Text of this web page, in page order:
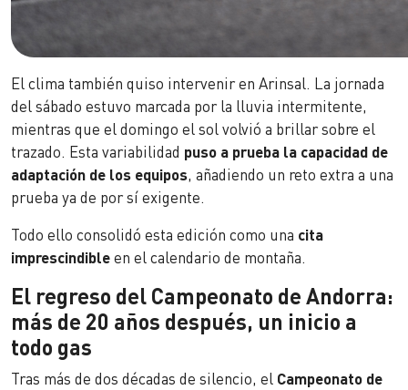
El clima también quiso intervenir en Arinsal. La jornada
del sábado estuvo marcada por la lluvia intermitente,
mientras que el domingo el sol volvió a brillar sobre el
trazado. Esta variabilidad puso a prueba la capacidad de
adaptación de los equipos, añadiendo un reto extra a una
prueba ya de por sí exigente.
Todo ello consolidó esta edición como una cita
imprescindibleen el calendario de montaña.
El regreso del Campeonato de Andorra:
más de 20 años después, un inicio a
todo gas
Tras más de dos décadas de silencio, el Campeonato de